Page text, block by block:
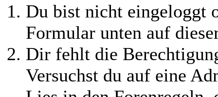
Du bist nicht eingeloggt
Formular unten auf
Dir fehlt die
Versuchst du auf eine